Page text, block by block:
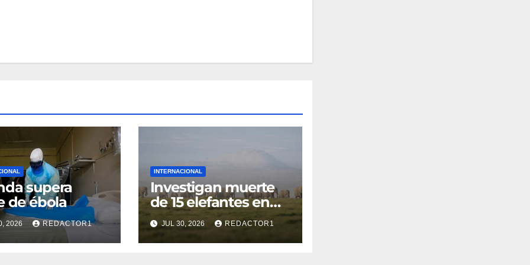
supera
de ébola
2026 REDACTOR1
INTERNACIONAL
Investigan muerte
de 15 elefantes en
Kenia
JUL 30, 2026 REDACTOR1